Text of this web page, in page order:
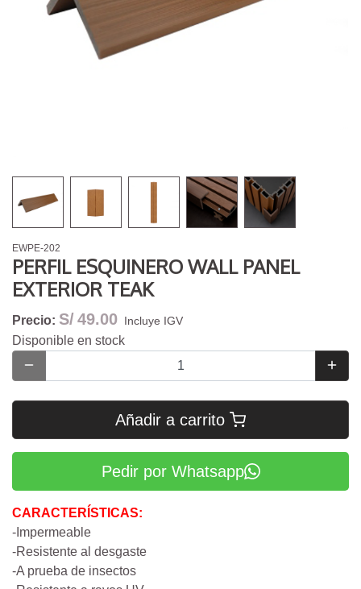
EWPE-202
PERFIL ESQUINERO WALL PANEL
EXTERIOR TEAK
Precio: S/49.00 Incluye IGV
Disponible en stock
Añadir a carrito
Pedir por Whatsapp
CARACTERÍSTICAS:
-Impermeable
-Resistente al desgaste
-A prueba de insectos